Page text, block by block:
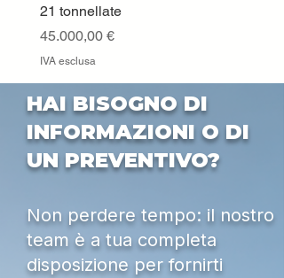
21 tonnellate
Prezzo
45.000,00 €
IVA esclusa
HAI BISOGNO DI
INFORMAZIONI O DI
UN PREVENTIVO?
Non perdere tempo: il nostro
team è a tua completa
disposizione per fornirti